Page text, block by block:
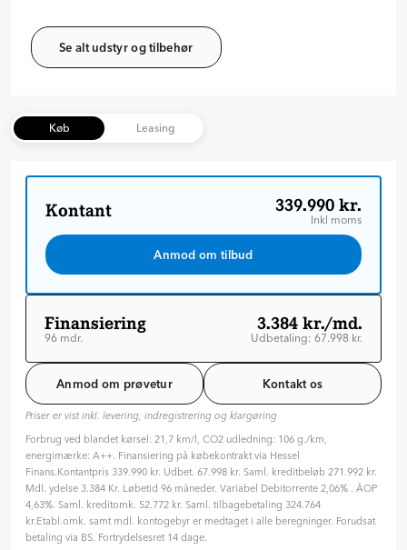
Se alt udstyr og tilbehør
Køb Leasing
Kontant 339.990 kr.
Inkl moms
Anmod om tilbud
Finansiering
96 mdr.
3.384 kr./md.
Udbetaling: 67.998 kr.
Variabel rente
Tilpas din aftale
Hvilken type rente ønsker du?
Variabel
Fast
Hvor længe skal finansieringen løbe? (måneder)
96 mdr. ( 8 år )
Anmod om prøvetur Kontakt os
Priser er vist inkl. levering, indregistrering og klargøring
Forbrug ved blandet kørsel: 21,7 km/l, CO2 udledning: 106 g./km,
energimærke: A++. Finansiering på købekontrakt via Hessel
Finans.Kontantpris 339.990 kr. Udbet. 67.998 kr. Saml. kreditbeløb 271.992 kr.
Mdl. ydelse 3.384 Kr. Løbetid 96 måneder. Variabel Debitorrente 2,06% . ÅOP
4,63%. Saml. kreditomk. 52.772 kr. Saml. tilbagebetaling 324.764
kr.Etabl.omk. samt mdl. kontogebyr er medtaget i alle beregninger. Forudsat
betaling via BS. Fortrydelsesret 14 dage.